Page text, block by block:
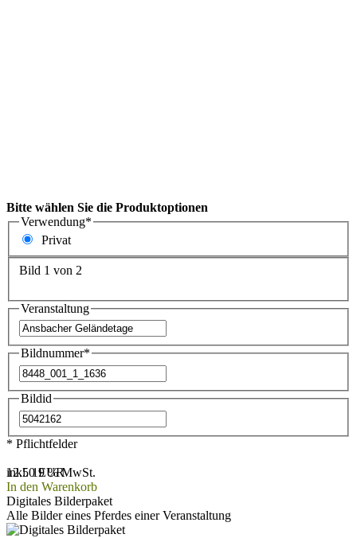
Bitte wählen Sie die Produktoptionen
Verwendung*
Privat
Bild 1 von 2
Veranstaltung
Bildnummer*
Bildid
* Pflichtfelder
12.50 EUR
inkl. 19 % MwSt.
In den Warenkorb
Digitales Bilderpaket
Alle Bilder eines Pferdes einer Veranstaltung